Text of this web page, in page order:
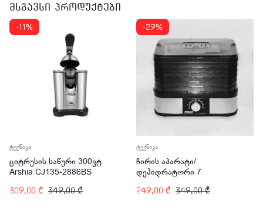
მსგავსი პროდუქტები
-11%
ტექნიკა
ციტრუსის საწური 300ვტ
Arshia CJ135-2886BS
309,00 ₾ 349,00₾
-29%
ტექნიკა
ჩირის აპარატი/
დეჰიდრატორი 7
FD110-2830
249,00 ₾ 349,00₾